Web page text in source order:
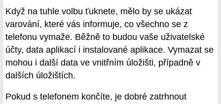
Když na tuhle volbu ťuknete, mělo by se ukázat
varování, které vás informuje, co všechno se z
telefonu vymaže. Běžně to budou vaše uživatelské
účty, data aplikací i instalované aplikace. Vymazat se
mohou i další data ve vnitřním úložišti, případně v
dalších úložištích.
Pokud s telefonem končíte, je dobré zatrhnout